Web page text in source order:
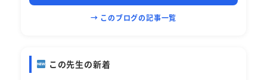
→ このブログの記事一覧
この先生の新着